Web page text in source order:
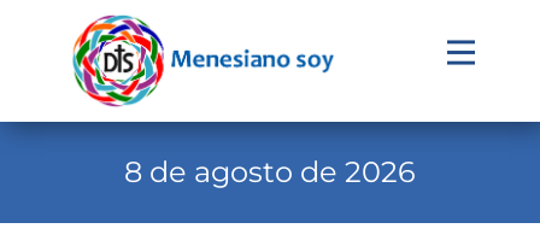
Evangelio
8 de agosto de 2026